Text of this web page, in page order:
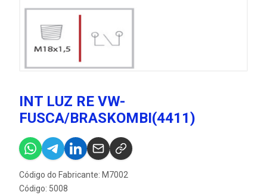
INT LUZ RE VW-
FUSCA/BRASKOMBI(4411)
Código do Fabricante: M7002
Código: 5008